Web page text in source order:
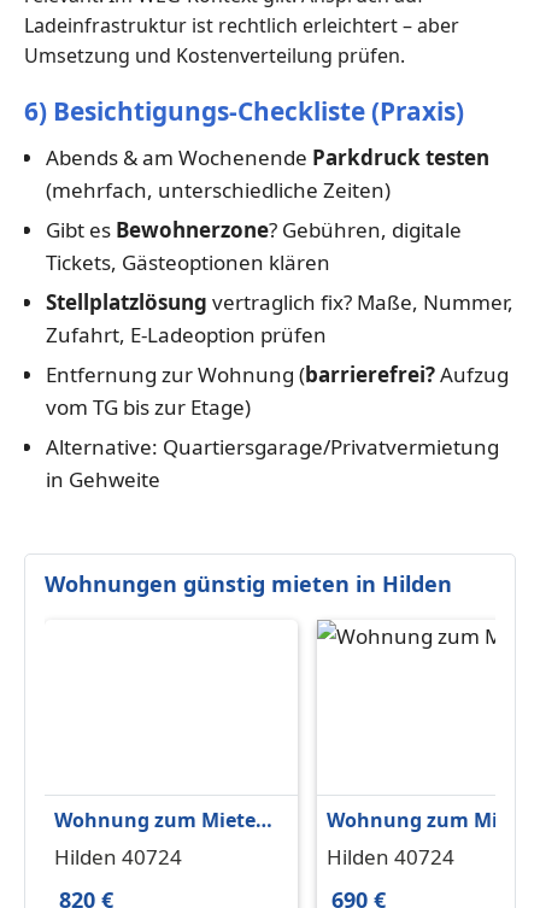
Ladeinfrastruktur ist rechtlich erleichtert – aber
Umsetzung und Kostenverteilung prüfen.
6) Besichtigungs-Checkliste (Praxis)
Abends & am Wochenende Parkdruck testen
(mehrfach, unterschiedliche Zeiten)
Gibt es Bewohnerzone? Gebühren, digitale
Tickets, Gästeoptionen klären
Stellplatzlösung vertraglich fix? Maße, Nummer,
Zufahrt, E-Ladeoption prüfen
Entfernung zur Wohnung (barrierefrei?Aufzug
vom TG bis zur Etage)
Alternative: Quartiersgarage/Privatvermietung
in Gehweite
Wohnungen günstig mieten in Hilden
Wohnung zum Mieten
in Hilden 820 € 81.97 m²
Hilden 40724
820 €
Wohnung zum Mieten
in Hilden 690 € 66 m²
Hilden 40724
690 €